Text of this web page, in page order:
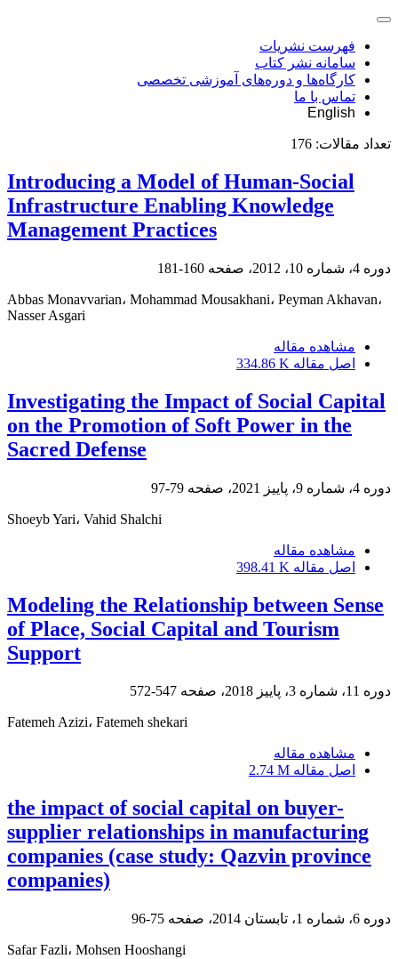
فهرست نشریات
سامانه نشر کتاب
کارگاه‌ها و دوره‌های آموزشی تخصصی
تماس با ما
English
تعداد مقالات: 176
Introducing a Model of Human-Social
Infrastructure Enabling Knowledge
Management Practices
دوره 4، شماره 10، 2012، صفحه 160-181
Abbas Monavvarian، Mohammad Mousakhani، Peyman Akhavan،
Nasser Asgari
مشاهده مقاله
اصل مقاله 334.86 K
Investigating the Impact of Social Capital
on the Promotion of Soft Power in the
Sacred Defense
دوره 4، شماره 9، پاییز 2021، صفحه 79-97
Shoeyb Yari، Vahid Shalchi
مشاهده مقاله
اصل مقاله 398.41 K
Modeling the Relationship between Sense
of Place, Social Capital and Tourism
Support
دوره 11، شماره 3، پاییز 2018، صفحه 547-572
Fatemeh Azizi، Fatemeh shekari
مشاهده مقاله
اصل مقاله 2.74 M
the impact of social capital on buyer-
supplier relationships in manufacturing
companies (case study: Qazvin province
companies)
دوره 6، شماره 1، تابستان 2014، صفحه 75-96
Safar Fazli، Mohsen Hooshangi